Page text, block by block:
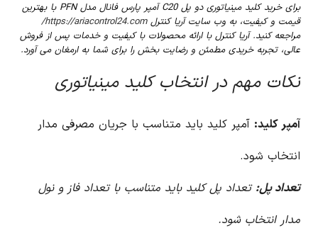
برای خرید کلید مینیاتوری دو پل C20 آمپر پارس فانال مدل PFN با بهترین
قیمت و کیفیت، به وب سایت آریا کنترلhttps://ariacontrol24.com/
مراجعه کنید. آریا کنترل با ارائه محصولات با کیفیت و خدمات پس از فروش
عالی، تجربه خریدی مطمئن و رضایت بخش را برای شما به ارمغان می آورد.
نکات مهم در انتخاب کلید مینیاتوری
آمپر کلید: آمپر کلید باید متناسب با جریان مصرفی مدار
انتخاب شود.
تعداد پل: تعداد پل کلید باید متناسب با تعداد فاز و نول
مدار انتخاب شود.